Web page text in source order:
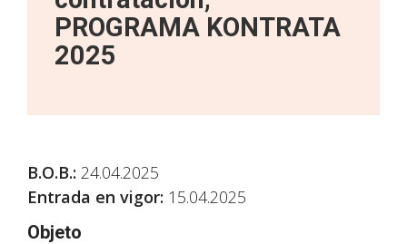
PROGRAMA KONTRATA
2025
B.O.B.: 24.04.2025
Entrada en vigor: 15.04.2025
Objeto